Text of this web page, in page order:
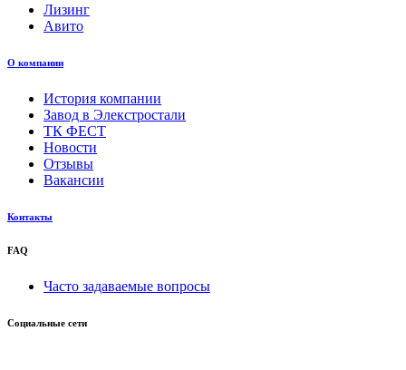
Лизинг
Авито
О компании
История компании
Завод в Элекстростали
ТК ФЕСТ
Новости
Отзывы
Вакансии
Контакты
FAQ
Часто задаваемые вопросы
Социальные сети